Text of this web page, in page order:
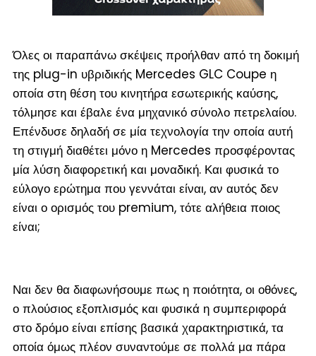
Όλες οι παραπάνω σκέψεις προήλθαν από τη δοκιμή
της plug-in υβριδικής Mercedes GLC Coupe η
οποία στη θέση του κινητήρα εσωτερικής καύσης,
τόλμησε και έβαλε ένα μηχανικό σύνολο πετρελαίου.
Επένδυσε δηλαδή σε μία τεχνολογία την οποία αυτή
τη στιγμή διαθέτει μόνο η Mercedes προσφέροντας
μία λύση διαφορετική και μοναδική. Και φυσικά το
εύλογο ερώτημα που γεννάται είναι, αν αυτός δεν
είναι ο ορισμός του premium, τότε αλήθεια ποιος
είναι;
Ναι δεν θα διαφωνήσουμε πως η ποιότητα, οι οθόνες,
ο πλούσιος εξοπλισμός και φυσικά η συμπεριφορά
στο δρόμο είναι επίσης βασικά χαρακτηριστικά, τα
οποία όμως πλέον συναντούμε σε πολλά μα πάρα